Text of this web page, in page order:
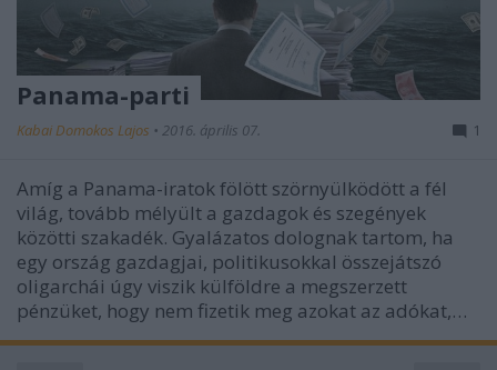
Panama-parti
Kabai Domokos Lajos • 2016. április 07. 1
Amíg a Panama-iratok fölött szörnyülködött a fél
világ, tovább mélyült a gazdagok és szegények
közötti szakadék. Gyalázatos dolognak tartom, ha
egy ország gazdagjai, politikusokkal összejátszó
oligarchái úgy viszik külföldre a megszerzett
pénzüket, hogy nem fizetik meg azokat az adókat,…